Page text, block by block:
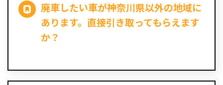
廃車したい車が神奈川県以外の地域に
あります。直接引き取ってもらえます
か？